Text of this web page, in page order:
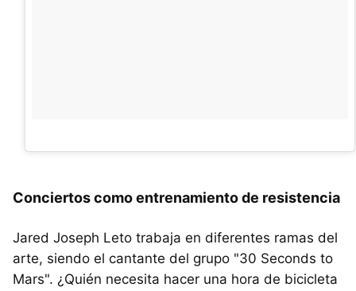
Conciertos como entrenamiento de resistencia
Jared Joseph Leto trabaja en diferentes ramas del
arte, siendo el cantante del grupo "30 Seconds to
Mars". ¿Quién necesita hacer una hora de bicicleta